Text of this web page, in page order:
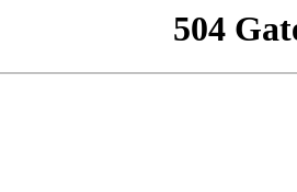
504